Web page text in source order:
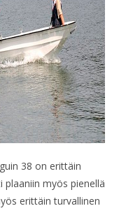
38 on erittäin
plaaniin myös pienellä
erittäin turvallinen